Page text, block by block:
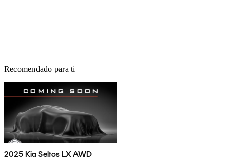
Recomendado para ti
2025 Kia Seltos LX AWD